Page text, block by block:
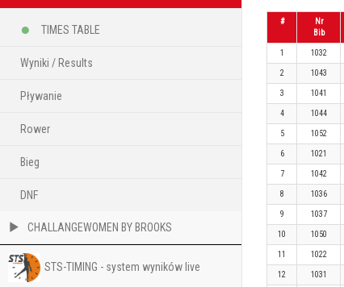
TIMES TABLE
Wyniki / Results
Pływanie
Rower
Bieg
DNF
CHALLANGEWOMEN BY BROOKS
STS-TIMING - system wyników live
#
Nr
Bib
1 1032
2 1043
3 1041
4 1044
5 1052
6 1021
7 1042
8 1036
9 1037
10 1050
11 1022
12 1031